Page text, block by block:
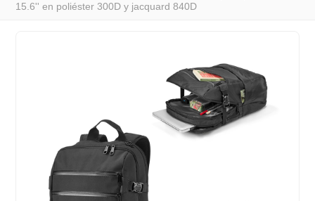
15.6'' en poliéster 300D y jacquard 840D